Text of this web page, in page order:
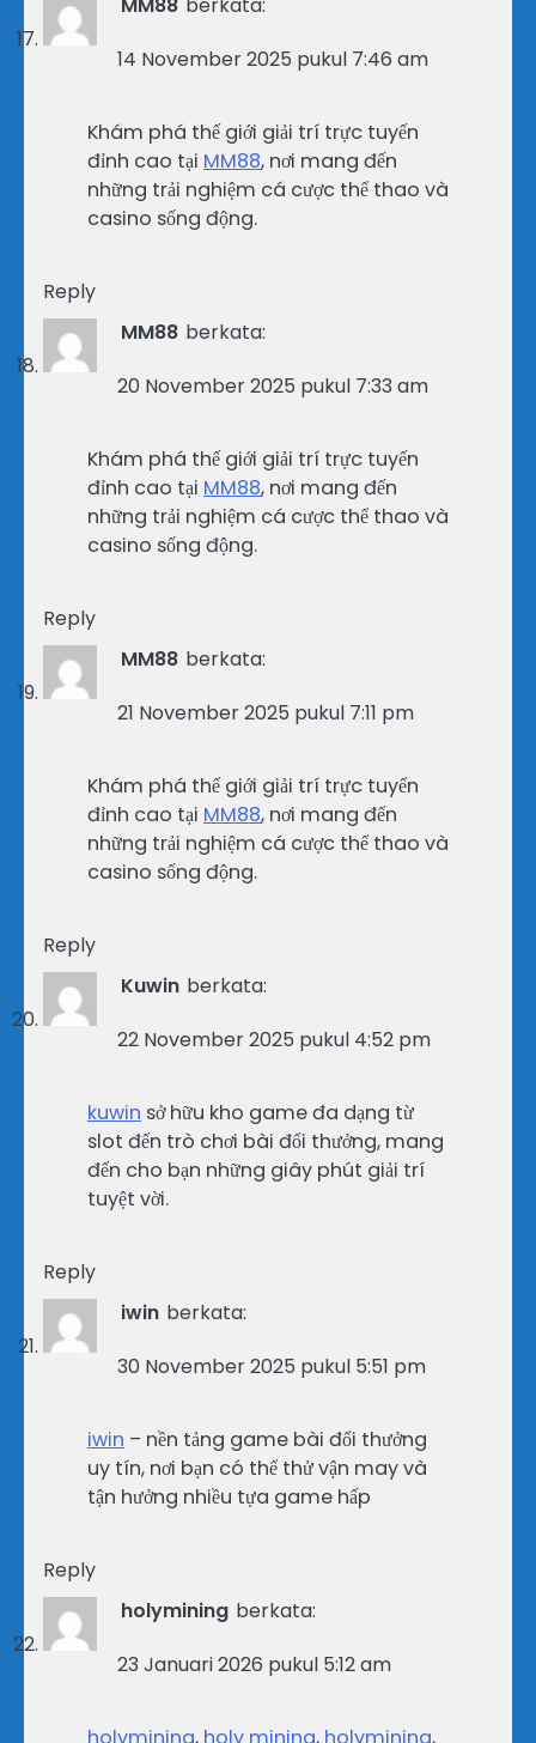
MM88 berkata:
14 November 2025 pukul 7:46 am
Khám phá thế giới giải trí trực tuyến
đỉnh cao tại MM88, nơi mang đến
những trải nghiệm cá cược thể thao và
casino sống động.
Reply
MM88 berkata:
20 November 2025 pukul 7:33 am
Khám phá thế giới giải trí trực tuyến
đỉnh cao tại MM88, nơi mang đến
những trải nghiệm cá cược thể thao và
casino sống động.
Reply
MM88 berkata:
21 November 2025 pukul 7:11 pm
Khám phá thế giới giải trí trực tuyến
đỉnh cao tại MM88, nơi mang đến
những trải nghiệm cá cược thể thao và
casino sống động.
Reply
Kuwin berkata:
22 November 2025 pukul 4:52 pm
kuwin sở hữu kho game đa dạng từ
slot đến trò chơi bài đổi thưởng, mang
đến cho bạn những giây phút giải trí
tuyệt vời.
Reply
iwin berkata:
30 November 2025 pukul 5:51 pm
iwin – nền tảng game bài đổi thưởng
uy tín, nơi bạn có thể thử vận may và
tận hưởng nhiều tựa game hấp
Reply
holymining berkata:
23 Januari 2026 pukul 5:12 am